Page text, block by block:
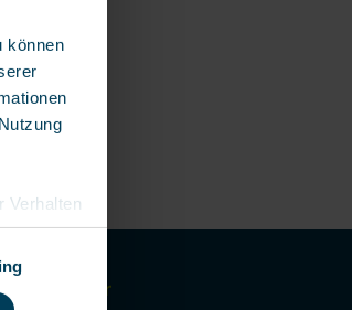
können
Verhalten